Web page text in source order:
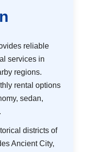
reliable
services in
regions.
rental options
sedan,
districts of
Ancient City,